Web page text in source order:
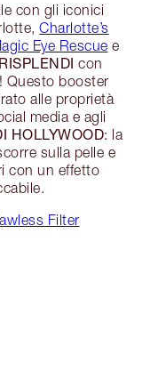
con gli iconici
Charlotte’s
Eye Rescue e
RISPLENDI con
Questo booster
alle proprietà
media e agli
HOLLYWOOD: la
sulla pelle e
con un effetto
Filter